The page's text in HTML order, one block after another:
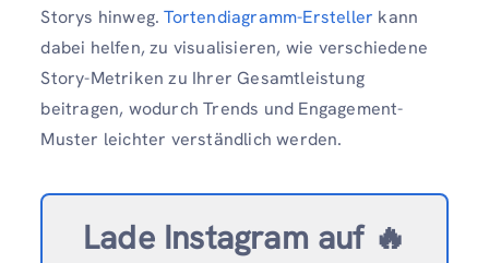
Storys hinweg.Tortendiagramm-Ersteller kann
dabei helfen, zu visualisieren, wie verschiedene
Story-Metriken zu Ihrer Gesamtleistung
beitragen, wodurch Trends und Engagement-
Muster leichter verständlich werden.
Lade Instagram auf 🔥